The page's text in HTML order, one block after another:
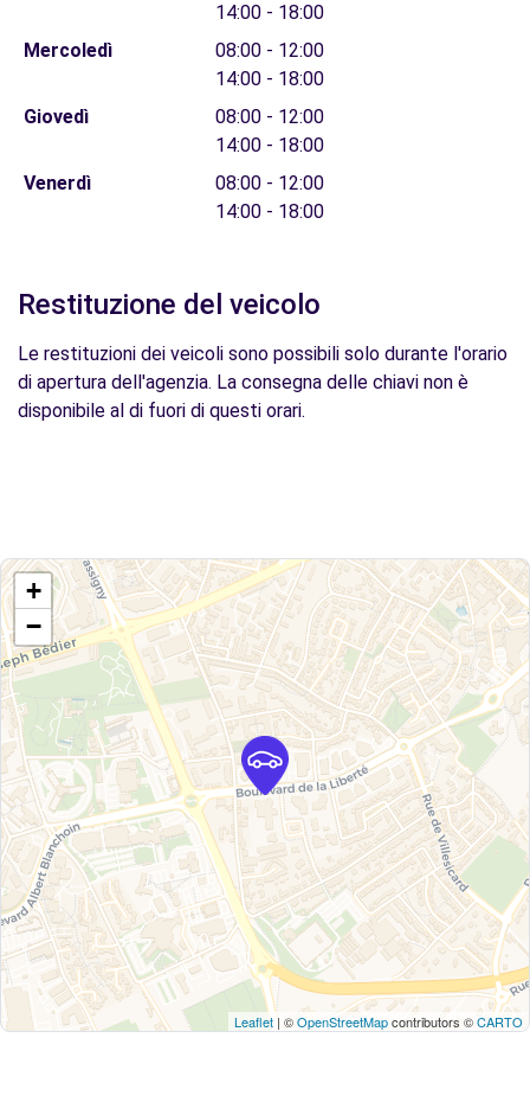
14:00 - 18:00
Mercoledì
08:00 - 12:00
14:00 - 18:00
Giovedì
08:00 - 12:00
14:00 - 18:00
Venerdì
08:00 - 12:00
14:00 - 18:00
Restituzione del veicolo
Le restituzioni dei veicoli sono possibili solo durante l'orario
di apertura dell'agenzia. La consegna delle chiavi non è
disponibile al di fuori di questi orari.
+
−
Leaflet | ©OpenStreetMapcontributors ©CARTO